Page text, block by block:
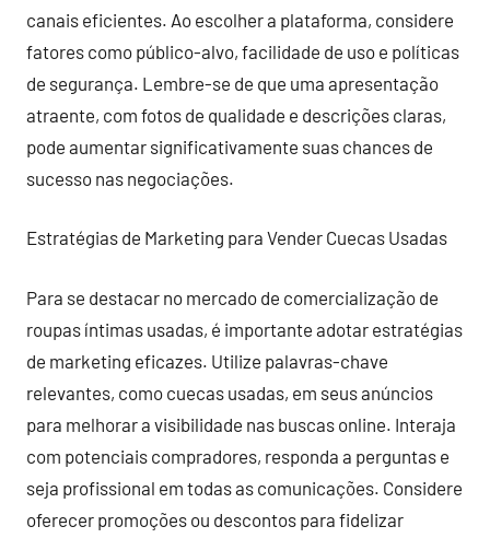
canais eficientes. Ao escolher a plataforma, considere
fatores como público-alvo, facilidade de uso e políticas
de segurança. Lembre-se de que uma apresentação
atraente, com fotos de qualidade e descrições claras,
pode aumentar significativamente suas chances de
sucesso nas negociações.
Estratégias de Marketing para Vender Cuecas Usadas
Para se destacar no mercado de comercialização de
roupas íntimas usadas, é importante adotar estratégias
de marketing eficazes. Utilize palavras-chave
relevantes, como cuecas usadas, em seus anúncios
para melhorar a visibilidade nas buscas online. Interaja
com potenciais compradores, responda a perguntas e
seja profissional em todas as comunicações. Considere
oferecer promoções ou descontos para fidelizar